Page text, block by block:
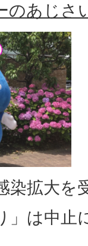
のあじさ
染拡大を
」は中